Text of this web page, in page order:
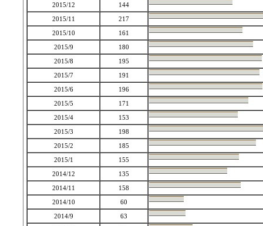
2015/12
144
2015/11
217
2015/10
161
2015/9
180
2015/8
195
2015/7
191
2015/6
196
2015/5
171
2015/4
153
2015/3
198
2015/2
185
2015/1
155
2014/12
135
2014/11
158
2014/10
60
2014/9
63